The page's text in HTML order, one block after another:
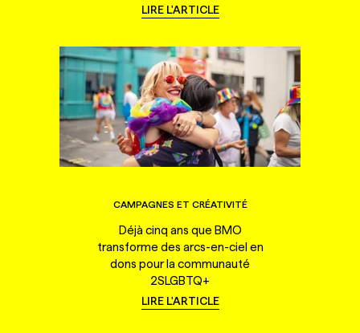
LIRE L'ARTICLE
CAMPAGNES ET CRÉATIVITÉ
Déjà cinq ans que BMO
transforme des arcs-en-ciel en
dons pour la communauté
2SLGBTQ+
LIRE L'ARTICLE